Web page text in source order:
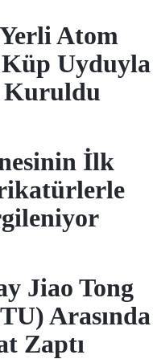
Atom
Küp Uyduyla
İlk
Jiao Tong
Arasında
Zaptı